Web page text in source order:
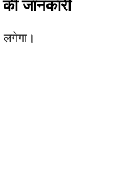
जानकारी
लगेगा।